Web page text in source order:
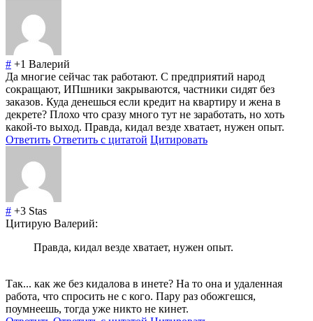
# +1 Валерий
Да многие сейчас так работают. С предприятий народ
сокращают, ИПшники закрываются, частники сидят без
заказов. Куда денешься если кредит на квартиру и жена в
декрете? Плохо что сразу много тут не заработать, но хоть
какой-то выход. Правда, кидал везде хватает, нужен опыт.
Ответить Ответить с цитатой Цитировать
# +3 Stas
Цитирую Валерий:
Правда, кидал везде хватает, нужен опыт.
Так... как же без кидалова в инете? На то она и удаленная
работа, что спросить не с кого. Пару раз обожгешся,
поумнеешь, тогда уже никто не кинет.